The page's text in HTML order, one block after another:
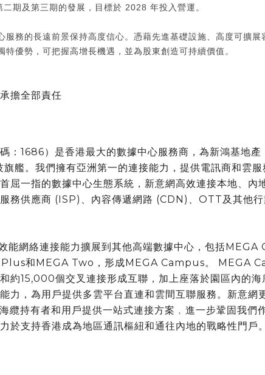
期及第三期的發展，目標於 2028 年投入營運。
服務的長遠前景保持高度信心。憑藉先進基礎設施、高度可擴展
特優勢，可把握高增長機遇，並為股東創造可持續價值。
擔全部責任
：1686）是香港最大的數據中心服務商，為新鴻基地產
艦。我們擁有亞洲第一的連接能力，提供電訊商和雲服
屈一指的數據中心生態系統，新意網高效連接本地、內
務供應商 (ISP)、內容傳遞網路 (CDN)、OTT及其他行
能網絡連接能力擴展到其他高端數據中心，包括MEGA
和MEGA Two，形成MEGA Campus。 MEGA
約15,000個交叉連接形成互聯，加上座落於園區內的海
力，為用戶提供多雲平台直連和雲間互聯服務。新意網
纜持有者和用戶提供一站式連接方案﹐進一步鞏固我們
於支持香港成為地區通訊樞紐和通往內地的戰略性門戶。